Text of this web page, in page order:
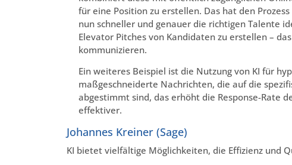
für eine Position zu erstellen. Das hat den
nun schneller und genauer die richtigen Talente
Elevator Pitches von Kandidaten zu erstellen –
kommunizieren.
Ein weiteres Beispiel ist die Nutzung von KI für
maßgeschneiderte Nachrichten, die auf die
abgestimmt sind, das erhöht die Response-Rate
effektiver.
Johannes Kreiner (Sage)
KI bietet vielfältige Möglichkeiten, die Effizienz und